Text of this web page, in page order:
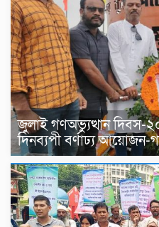
জুলাই গণঅভ্যুত্থান দিবস-
দিনব্যপী বর্ণাঢ্য আয়োজন-